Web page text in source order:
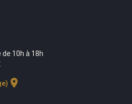
10h à 18h
location_on